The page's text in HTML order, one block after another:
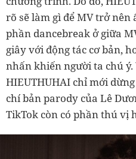
rõ sẽ làm gì để MV trở nên
phần dancebreak ở giữa
giây với động tác cơ bản,
nhấn khiến người ta chú ý.
HIEUTHUHAI chỉ mới
chí bản parody của Lê
TikTok còn có phần thú vị